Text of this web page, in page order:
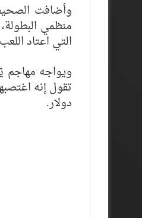
وأضافت
منظمي
التي اعتاد
ويواجه مهاجم
دولار.